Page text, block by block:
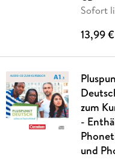
Sofort
13,99 €
zum
-
und